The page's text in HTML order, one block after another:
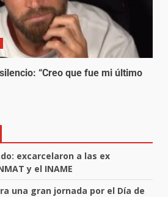
“Creo que fue mi último
excarcelaron a las ex
y el INAME
una gran jornada por el Día de